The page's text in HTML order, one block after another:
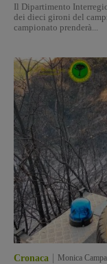
Il Dipartimento
dei dieci gironi del
campionato prenderà...
Cronaca Monica